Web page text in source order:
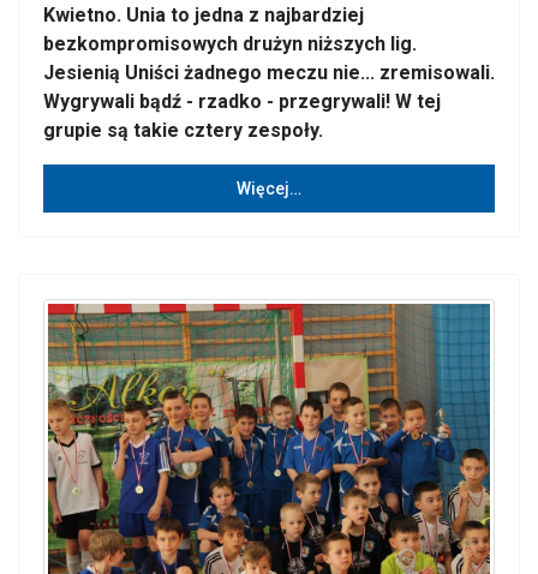
Kwietno. Unia to jedna z najbardziej
bezkompromisowych drużyn niższych lig.
Jesienią Uniści żadnego meczu nie... zremisowali.
Wygrywali bądź - rzadko - przegrywali! W tej
grupie są takie cztery zespoły.
Więcej…